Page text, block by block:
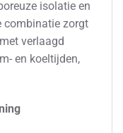
isolatie en
combinatie zorgt
verlaagd
en koeltijden,